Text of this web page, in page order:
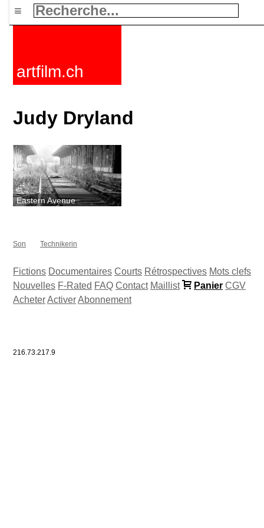
≡
artfilm.ch
Judy Dryland
Eastern Avenue
Son Technikerin
Fictions Documentaires Courts Rétrospectives Mots clefs
Nouvelles F-Rated FAQ Contact Maillist Panier CGV
AcheterActiverAbonnement
216.73.217.9